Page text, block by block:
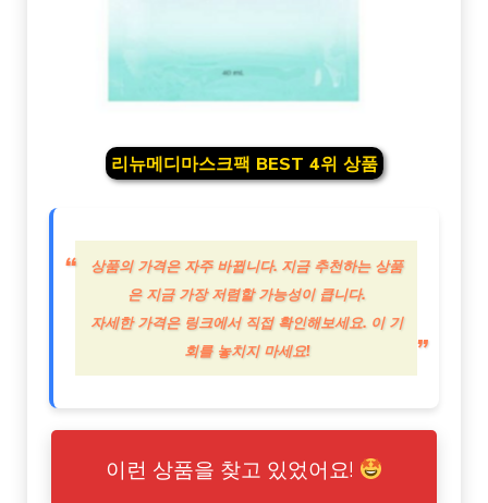
리뉴메디마스크팩 BEST 4위 상품
상품의 가격은 자주 바뀝니다. 지금 추천하는 상품
은 지금 가장 저렴할 가능성이 큽니다.
자세한 가격은 링크에서 직접 확인해보세요. 이 기
회를 놓치지 마세요!
이런 상품을 찾고 있었어요!